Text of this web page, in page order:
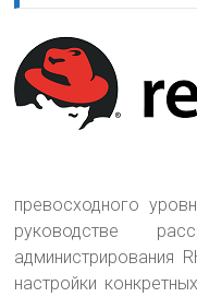
превосходного
руководстве
администрирования
настройки